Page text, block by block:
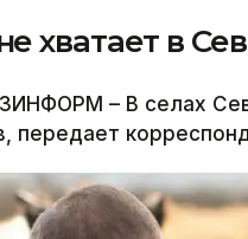
хватает в
– В селах
передает